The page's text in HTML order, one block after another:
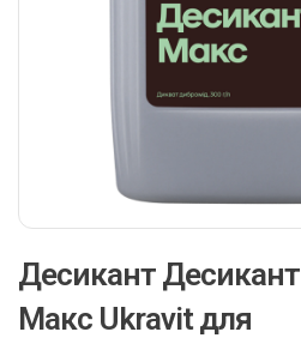
Десикант Десикант
Макс Ukravit для